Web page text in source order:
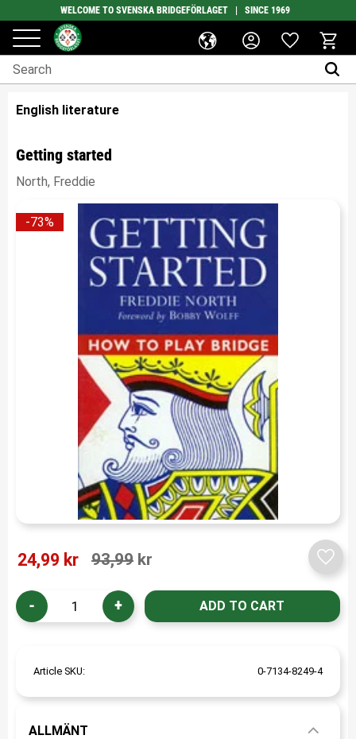
Menu
WELCOME TO SVENSKA BRIDGEFÖRLAGET | SINCE 1969
Favorites
Basket
English literature
Getting started
North, Freddie
73%
Reduced price:
24,99 kr Original price:
93,99 kr
+
-
Add
Article SKU 0-7134-8249-4
ALLMÄNT